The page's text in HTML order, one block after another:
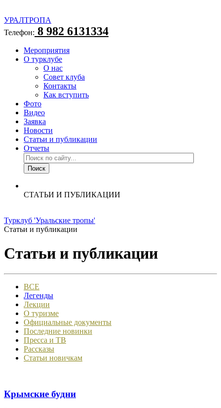
УРАЛТРОПА
Телефон: 8 982 6131334
Мероприятия
О турклубе
О нас
Совет клуба
Контакты
Как вступить
Фото
Видео
Заявка
Новости
Статьи и публикации
Отчеты
СТАТЬИ И ПУБЛИКАЦИИ
Турклуб 'Уральские тропы'
Статьи и публикации
Статьи и публикации
ВСЕ
Легенды
Лекции
О туризме
Официальные документы
Последние новинки
Пресса и ТВ
Рассказы
Статьи новичкам
Крымские будни